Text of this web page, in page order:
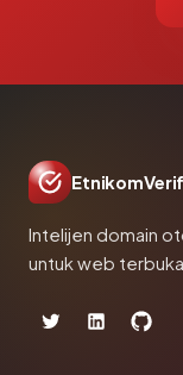
Intelijen domain
untuk web terbuka.